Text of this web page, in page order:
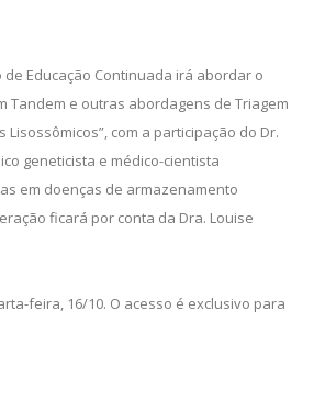
Educação Continuada irá abordar o
Tandem e outras abordagens de Triagem
com a participação do Dr.
geneticista e médico-cientista
em doenças de armazenamento
ficará por conta da Dra. Louise
feira, 16/10. O acesso é exclusivo para